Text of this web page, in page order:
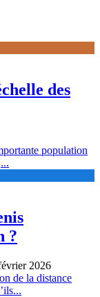
des
population
?
2026
de la distance